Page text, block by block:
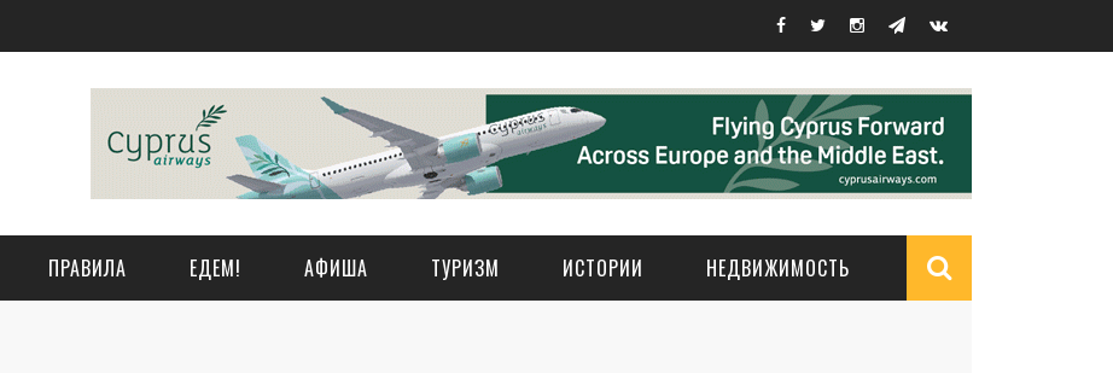
ПРАВИЛА ЕДЕМ! АФИША ТУРИЗМ ИСТОРИИ НЕДВИЖИМОСТЬ